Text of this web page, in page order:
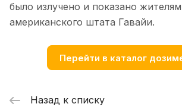
было излучено и показано жителям
американского штата Гавайи.
Перейти в каталог
Назад к списку